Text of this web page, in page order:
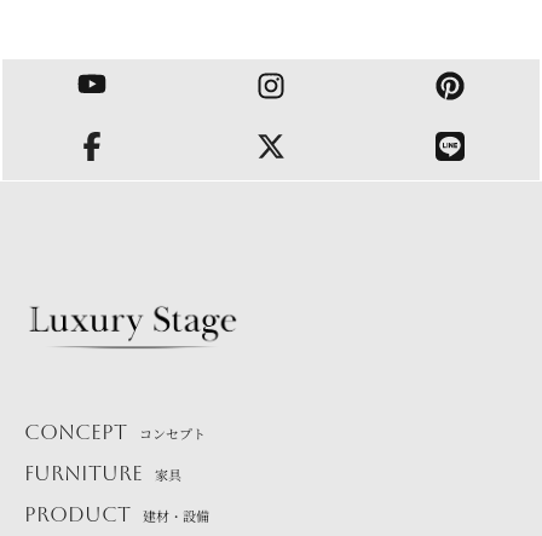
CONCEPT コンセプト
FURNITURE 家具
PRODUCT 建材・設備